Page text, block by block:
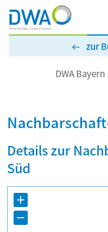
zur
DWA Bayern
Details zur
Süd
+
−